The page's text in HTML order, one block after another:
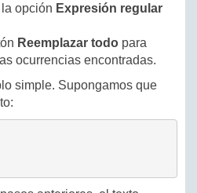
opción Expresión regular
Reemplazar todo para
ocurrencias encontradas.
simple. Supongamos que